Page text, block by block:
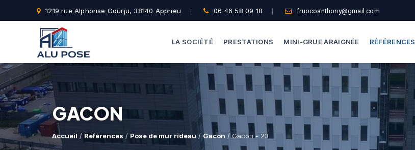
1219 rue Alphonse Gourju, 38140 Apprieu 06 46 58 09 18 fruocoanthony@gmail.com
LA SOCIÉTÉ PRESTATIONS
Dépannage Vitrages
Vitrine Magasin
Expertise Bris De Glace
Recherche De Fuite
MINI-GRUE ARAIGNÉE
Capacité De Levage
Nos Formules
RÉFÉRENCES
GACON
Accueil / Références /Pose de mur rideau / Gacon / Gacon - 23